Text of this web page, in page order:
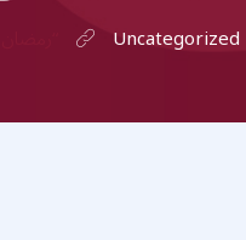
Uncategorized